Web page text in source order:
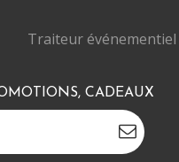
Traiteur événementiel
CADEAUX